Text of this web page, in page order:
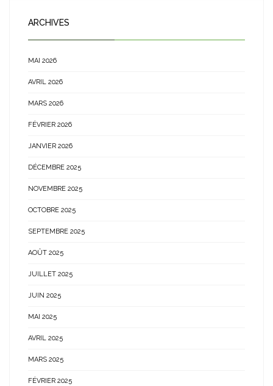
ARCHIVES
MAI 2026
AVRIL 2026
MARS 2026
FÉVRIER 2026
JANVIER 2026
DÉCEMBRE 2025
NOVEMBRE 2025
OCTOBRE 2025
SEPTEMBRE 2025
AOÛT 2025
JUILLET 2025
JUIN 2025
MAI 2025
AVRIL 2025
MARS 2025
FÉVRIER 2025